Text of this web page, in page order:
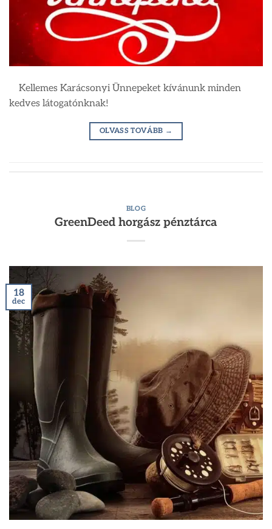
Kellemes Karácsonyi Ünnepeket kívánunk minden
kedves látogatónknak!
OLVASS TOVÁBB →
BLOG
GreenDeed horgász pénztárca
18
dec